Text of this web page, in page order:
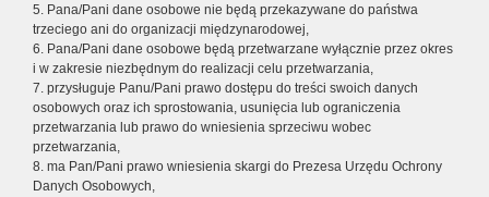
5. Pana/Pani dane osobowe nie będą przekazywane do państwa
trzeciego ani do organizacji międzynarodowej,
6. Pana/Pani dane osobowe będą przetwarzane wyłącznie przez okres
i w zakresie niezbędnym do realizacji celu przetwarzania,
7. przysługuje Panu/Pani prawo dostępu do treści swoich danych
osobowych oraz ich sprostowania, usunięcia lub ograniczenia
przetwarzania lub prawo do wniesienia sprzeciwu wobec
przetwarzania,
8. ma Pan/Pani prawo wniesienia skargi do Prezesa Urzędu Ochrony
Danych Osobowych,